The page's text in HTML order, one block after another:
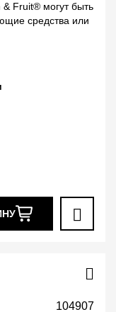
Fruit® могут быть
средства или
104907